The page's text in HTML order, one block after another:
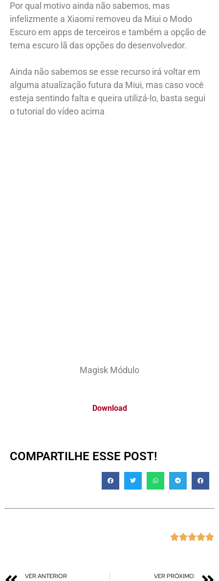
Por qual motivo ainda não sabemos, mas
infelizmente a Xiaomi removeu da Miui o Modo
Escuro em apps de terceiros e também a opção de
tema escuro lã das opções do desenvolvedor.
Ainda não sabemos se esse recurso irá voltar em
alguma atualização futura da Miui, mas caso você
esteja sentindo falta e queira utilizá-lo, basta segui
o tutorial do vídeo acima
Magisk Módulo
Download
COMPARTILHE ESSE POST!

VER ANTERIOR VER PRÓXIMO